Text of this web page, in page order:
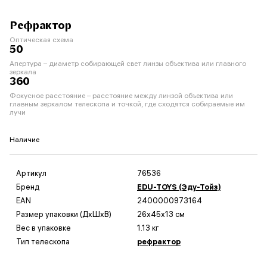
Рефрактор
Оптическая схема
50
Апертура – диаметр собирающей свет линзы объектива или главного
зеркала
360
Фокусное расстояние – расстояние между линзой объектива или
главным зеркалом телескопа и точкой, где сходятся собираемые им
лучи
Наличие
Артикул
76536
Бренд
EDU-TOYS (Эду-Тойз)
EAN
2400000973164
Размер упаковки (ДxШxВ)
26x45x13 см
Вес в упаковке
1.13 кг
Тип телескопа
рефрактор